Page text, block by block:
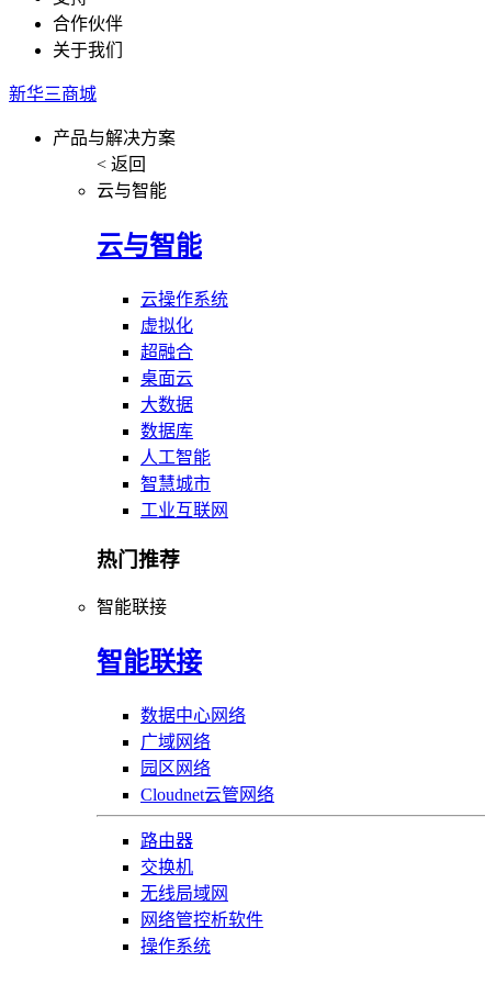
合作伙伴
关于我们
新华三商城
产品与解决方案
< 返回
云与智能
云与智能
云操作系统
虚拟化
超融合
桌面云
大数据
数据库
人工智能
智慧城市
工业互联网
热门推荐
智能联接
智能联接
数据中心网络
广域网络
园区网络
Cloudnet云管网络
路由器
交换机
无线局域网
网络管控析软件
操作系统